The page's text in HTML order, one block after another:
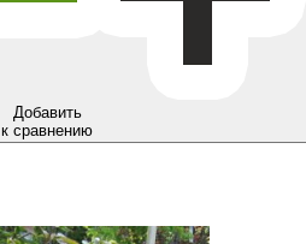
Добавить
к сравнению